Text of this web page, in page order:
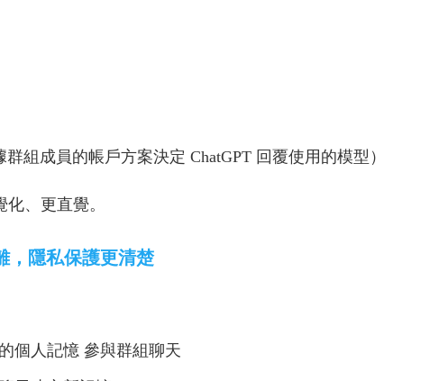
群組成員的帳戶方案決定 ChatGPT 回覆使用的模型）
、更直覺。
，隱私保護更清楚
個人記憶 參與群組聊天